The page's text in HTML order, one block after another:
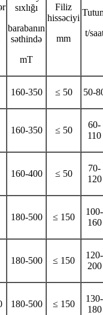
sıxlığı
barabanın
səthində
mT
Filiz
hissəciyi
mm
t/
160-350 ≤ 50 50-
160-350 ≤ 50
60-
110
160-400 ≤ 50
70-
120
180-500 ≤ 150
100-
160
180-500 ≤ 150
120-
200
180-500 ≤ 150
130-
180